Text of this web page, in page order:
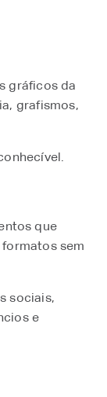
gráficos da
grafismos,
que
sem
sociais,
e